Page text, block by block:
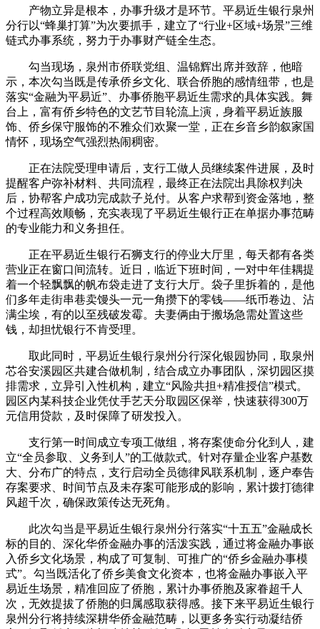
产物立异是根本，办事升级才是环节。平易近生银行泉州
分行以“蜂巢打算”为次要抓手，建立了“行业+区域+场景”三维
链式办事系统，努力于办事财产链全生态。
勾当现场，泉州市侨联党组、温锦辉出席并致辞，他暗
示，本次勾当既是传承侨乡文化、联合侨胞的感情纽带，也是
落实“金融为平易近”、办事侨胞平易近生需求的具体实践。舞
台上，富有侨乡特色的文艺节目轮流上演，身着平易近族服
饰、侨乡保守服饰的不雅众们欢聚一堂，正在乡音乡韵叙家国
情怀，现场空气强烈热闹稠密。
正在法院受理申请后，支行工做人员继续案件进展，及时
提醒客户弥补材料、共同流程，最终正在法院出具除权判决
后，协帮客户成功完成款子兑付。从客户求帮到资金落地，整
个过程高效顺畅，充实表现了平易近生银行正在单据办事范畴
的专业能力和义务担任。
正在平易近生银行石狮支行的停业大厅里，每天都有各类
营业正在窗口间流转。近日，临近下班时间，一对中年佳耦提
着一个轻飘飘的帆布袋走进了支行大厅。袋子里拆着的，是他
们多年走街串巷卖馒头一元一角攒下的零钱——纸币卷边、沾
满尘埃，有的以至残破发霉。夫妻俩由于搬场急需处置这些
钱，却担忧银行不肯受理。
取此同时，平易近生银行泉州分行深化银园协同，取泉州
芯谷安溪园区共建合做机制，结合成立办事团队，深切园区摸
排需求，立异引入性机构，建立“风险共担+精准授信”模式。
园区内某科技企业凭仗手艺天分取园区保举，快速获得300万
元信用贷款，及时保障了研发投入。
支行第一时间成立专项工做组，将存案使命分化到人，建
立“全员参取、义务到人”的工做款式。针对存量企业客户基数
大、分布广的特点，支行启动全员德律风联系机制，逐户奉告
存案要求、时间节点及未存案可能形成的影响，累计拨打德律
风超千次，确保政策传达无死角。
此次勾当是平易近生银行泉州分行落实“十五五”金融成长
标的目的、深化华侨金融办事的活泼实践，通过将金融办事嵌
入侨乡文化场景，构成了可复制、可推广的“侨乡金融办事模
式”。勾当既活化了侨乡美食文化资本，也将金融办事嵌入平
易近生场景，精准回应了侨胞，累计办事侨胞及家眷超千人
次，无效提拔了侨胞的归属感取获得感。接下来平易近生银行
泉州分行将持续深耕华侨金融范畴，以更多务实行动凝结侨